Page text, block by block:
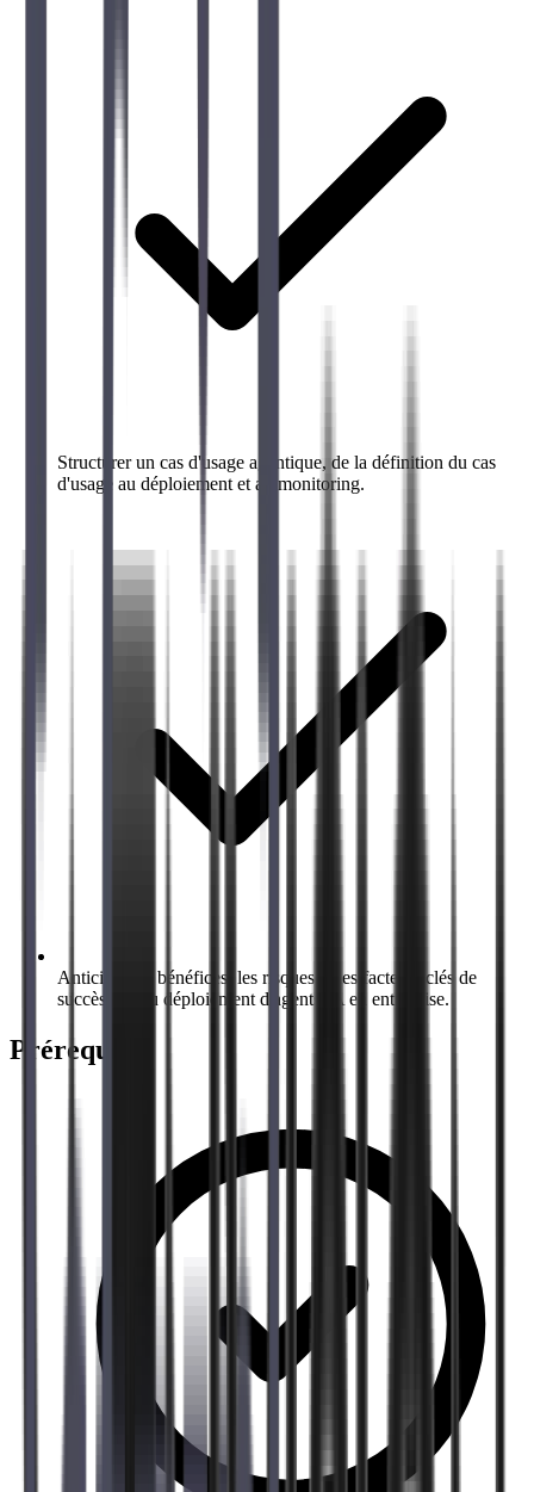
Structurer un cas d'usage agentique, de la définition du cas
d'usage au déploiement et au monitoring.
Anticiper les bénéfices, les risques et les facteurs clés de
succès liés au déploiement d'agents IA en entreprise.
Prérequis